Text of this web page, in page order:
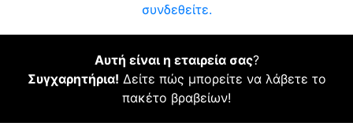
συνδεθείτε.
Αυτή είναι η εταιρεία σας?
Συγχαρητήρια! Δείτε πώς μπορείτε να λάβετε το
πακέτο βραβείων!